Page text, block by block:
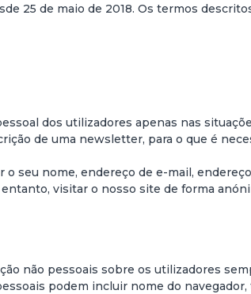
25 de maio de 2018. Os termos
dos utilizadores apenas nas
de uma newsletter, para o que é
seu nome, endereço de e-mail,
visitar o nosso site de forma
não pessoais sobre os utilizadores
podem incluir nome do navegador,